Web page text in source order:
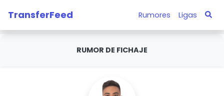
TransferFeed Rumores Ligas
RUMOR DE FICHAJE